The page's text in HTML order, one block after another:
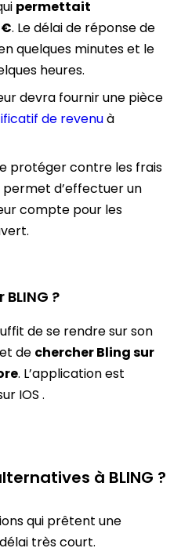
permettait
. Le délai de réponse de
quelques minutes et le
heures.
devra fournir une pièce
de revenuà
protéger contre les frais
permet d’effectuer un
compte pour les
?
de se rendre sur son
de chercher Bling sur
. L’application est
IOS .
à BLING ?
qui prêtent une
très court.